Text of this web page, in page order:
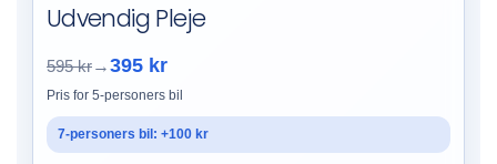
Udvendig Pleje
595 kr→395 kr
Pris for 5-personers bil
7-personers bil: +100 kr